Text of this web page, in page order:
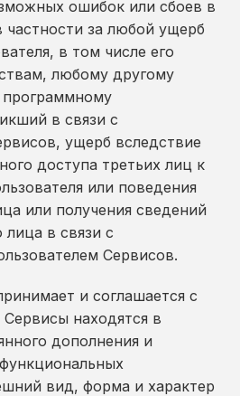
ошибок или сбоев в
частности за любой ущерб
в том числе его
любому другому
в связи с
ущерб вследствие
доступа третьих лиц к
или поведения
или получения сведений
лица в связи с
Сервисов.
и соглашается с
находятся в
дополнения и
вид, форма и характер